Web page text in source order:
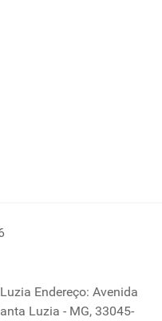
Endereço: Avenida
Luzia - MG, 33045-